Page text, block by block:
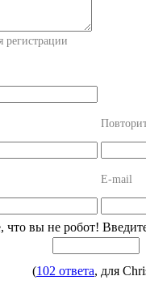
регистрации
E-mail
что вы не робот!
(102 ответа, для